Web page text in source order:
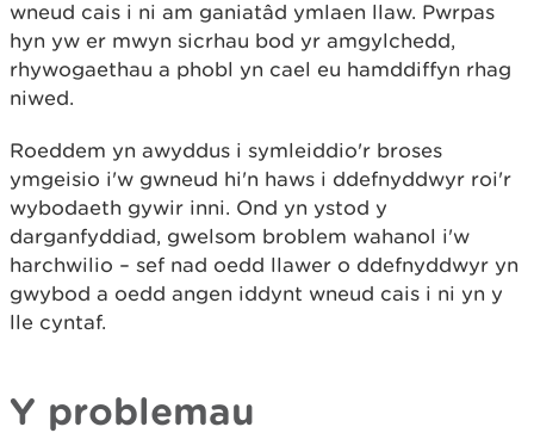
wneud cais i ni am ganiatâd ymlaen llaw. Pwrpas
hyn yw er mwyn sicrhau bod yr amgylchedd,
rhywogaethau a phobl yn cael eu hamddiffyn rhag
niwed.
Roeddem yn awyddus i symleiddio'r broses
ymgeisio i'w gwneud hi'n haws i ddefnyddwyr roi'r
wybodaeth gywir inni. Ond yn ystod y
darganfyddiad, gwelsom broblem wahanol i'w
harchwilio – sef nad oedd llawer o ddefnyddwyr yn
gwybod a oedd angen iddynt wneud cais i ni yn y
lle cyntaf.
Y problemau